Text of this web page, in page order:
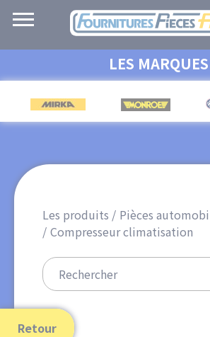
Aller
contenu
principal
Navigation
principale
LES MARQUES
Les produits
Pièces
Compresseur climatisation
Retour